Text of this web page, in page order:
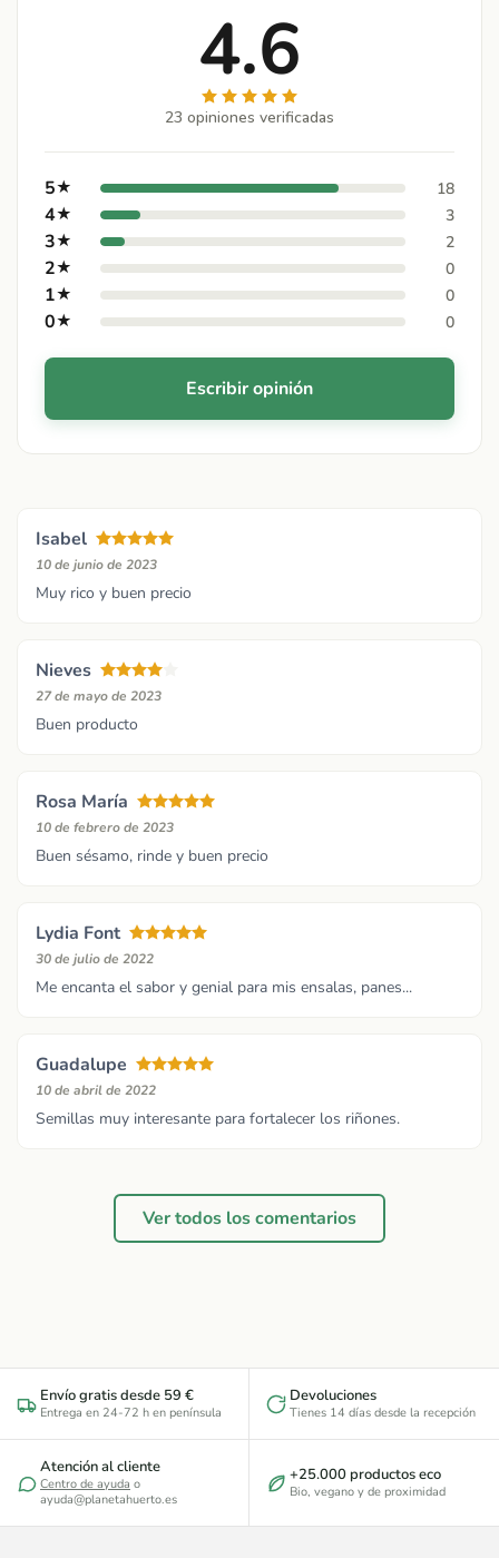
4.6
23 opiniones verificadas
5★ 18
4★ 3
3★ 2
2★ 0
1★ 0
0★ 0
Escribir opinión
Isabel
10 de junio de 2023
Muy rico y buen precio
Nieves
27 de mayo de 2023
Buen producto
Rosa María
10 de febrero de 2023
Buen sésamo, rinde y buen precio
Lydia Font
30 de julio de 2022
Me encanta el sabor y genial para mis ensalas, panes...
Guadalupe
10 de abril de 2022
Semillas muy interesante para fortalecer los riñones.
Ver todos los comentarios
Envío gratis desde 59 €
Entrega en 24-72 h en península
Devoluciones
Tienes 14 días desde la recepción
Atención al cliente
Centro de ayuda o
ayuda@planetahuerto.es
+25.000 productos eco
Bio, vegano y de proximidad